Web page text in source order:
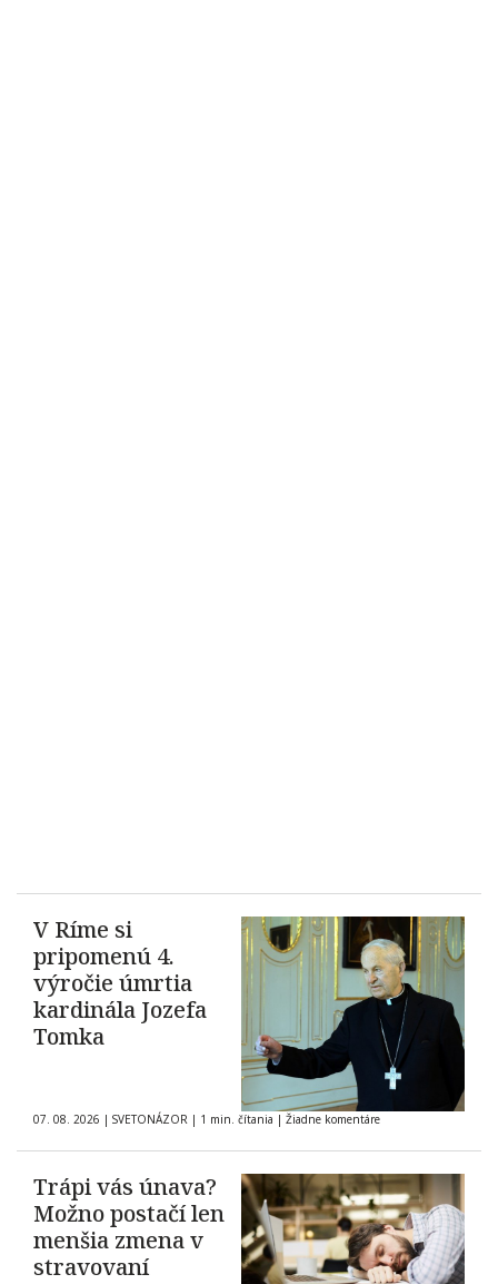
V Ríme si
pripomenú 4.
výročie úmrtia
kardinála Jozefa
Tomka
07. 08. 2026 | SVETONÁZOR | 1 min. čítania | Žiadne komentáre
Trápi vás únava?
Možno postačí len
menšia zmena v
stravovaní